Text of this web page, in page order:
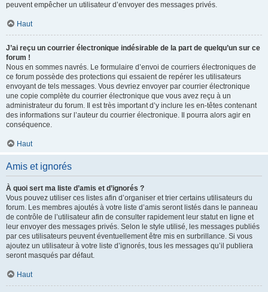
peuvent empêcher un utilisateur d’envoyer des messages privés.
Haut
J’ai reçu un courrier électronique indésirable de la part de quelqu’un sur ce
forum !
Nous en sommes navrés. Le formulaire d’envoi de courriers électroniques de
ce forum possède des protections qui essaient de repérer les utilisateurs
envoyant de tels messages. Vous devriez envoyer par courrier électronique
une copie complète du courrier électronique que vous avez reçu à un
administrateur du forum. Il est très important d’y inclure les en-têtes contenant
des informations sur l’auteur du courrier électronique. Il pourra alors agir en
conséquence.
Haut
Amis et ignorés
À quoi sert ma liste d’amis et d’ignorés ?
Vous pouvez utiliser ces listes afin d’organiser et trier certains utilisateurs du
forum. Les membres ajoutés à votre liste d’amis seront listés dans le panneau
de contrôle de l’utilisateur afin de consulter rapidement leur statut en ligne et
leur envoyer des messages privés. Selon le style utilisé, les messages publiés
par ces utilisateurs peuvent éventuellement être mis en surbrillance. Si vous
ajoutez un utilisateur à votre liste d’ignorés, tous les messages qu’il publiera
seront masqués par défaut.
Haut